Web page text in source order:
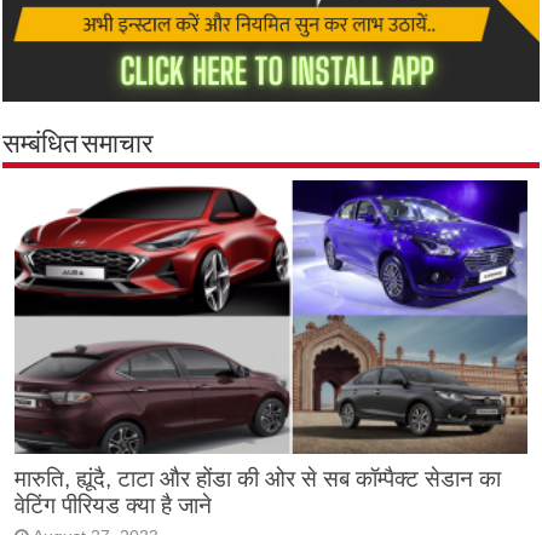
सम्बंधित समाचार
मारुति, ह्यूंदै, टाटा और होंडा की ओर से सब कॉम्पैक्ट सेडान का
वेटिंग पीरियड क्या है जाने